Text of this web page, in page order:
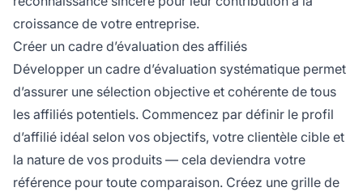
croissance de votre entreprise.
Créer un cadre d’évaluation des affiliés
Développer un cadre d’évaluation systématique permet
d’assurer une sélection objective et cohérente de tous
les affiliés potentiels. Commencez par définir le profil
d’affilié idéal selon vos objectifs, votre clientèle cible et
la nature de vos produits — cela deviendra votre
référence pour toute comparaison. Créez une grille de